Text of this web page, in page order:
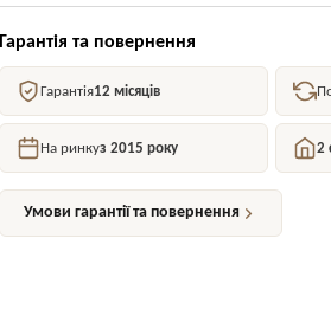
Гарантія та повернення
Гарантія12 місяців
На ринкуз 2015 року 2
Умови гарантії та повернення